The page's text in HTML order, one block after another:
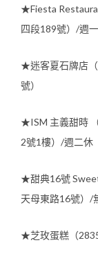
★Fiesta
四段189號）/週
★迷客夏石牌店
號）
★ISM 主義甜時
2號1樓）/週二休
★甜典16號
天母東路16號）/
★芝玫蛋糕（